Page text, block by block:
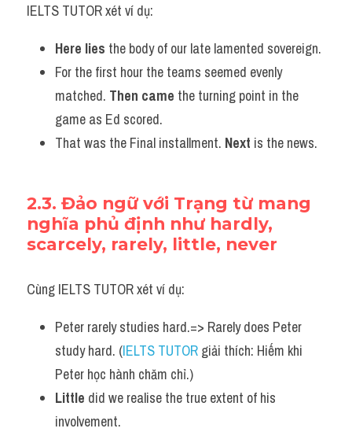
IELTS TUTOR xét ví dụ:
Here lies the body of our late lamented sovereign.
For the first hour the teams seemed evenly
matched. Then came the turning point in the
game as Ed scored.
That was the Final installment. Next is the news.
2.3. Đảo ngữ với Trạng từ mang
nghĩa phủ định như hardly,
scarcely, rarely, little, never
Cùng IELTS TUTOR xét ví dụ:
Peter rarely studies hard.=> Rarely does Peter
study hard. (IELTS TUTOR giải thích: Hiếm khi
Peter học hành chăm chỉ.)
Little did we realise the true extent of his
involvement.